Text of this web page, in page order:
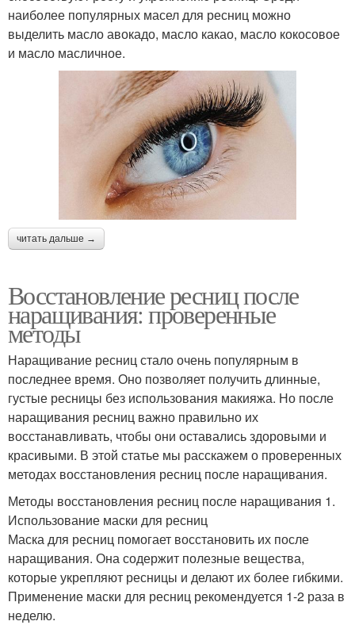
наиболее популярных масел для ресниц можно
выделить масло авокадо, масло какао, масло кокосовое
и масло масличное.
читать дальше →
Восстановление ресниц после
наращивания: проверенные
методы
Наращивание ресниц стало очень популярным в
последнее время. Оно позволяет получить длинные,
густые ресницы без использования макияжа. Но после
наращивания ресниц важно правильно их
восстанавливать, чтобы они оставались здоровыми и
красивыми. В этой статье мы расскажем о проверенных
методах восстановления ресниц после наращивания.
Методы восстановления ресниц после наращивания 1.
Использование маски для ресниц
Маска для ресниц помогает восстановить их после
наращивания. Она содержит полезные вещества,
которые укрепляют ресницы и делают их более гибкими.
Применение маски для ресниц рекомендуется 1-2 раза в
неделю.